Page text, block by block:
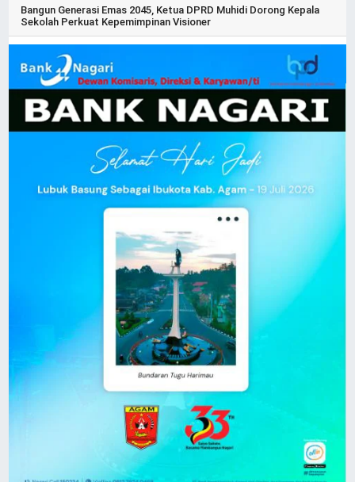
Bangun Generasi Emas 2045, Ketua DPRD Muhidi Dorong Kepala
Sekolah Perkuat Kepemimpinan Visioner